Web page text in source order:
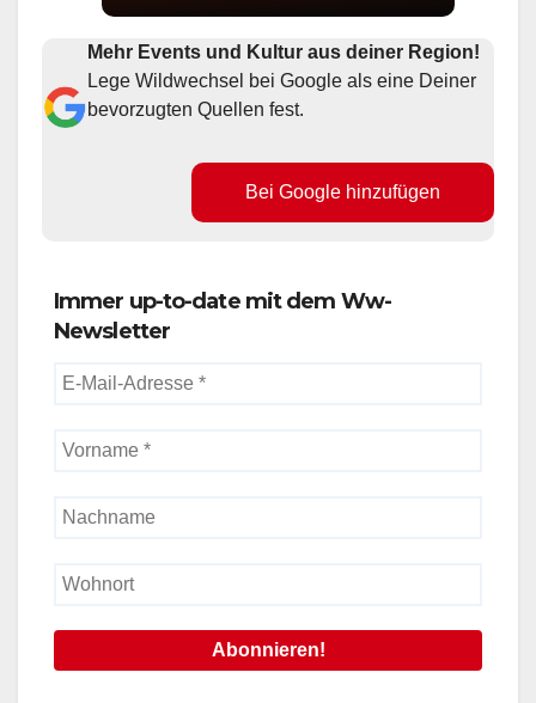
Mehr Events und Kultur aus deiner Region!
Lege Wildwechsel bei Google als eine Deiner
bevorzugten Quellen fest.
Bei Google hinzufügen
Immer up-to-date mit dem Ww-
Newsletter